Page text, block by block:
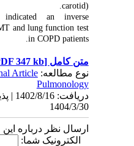
carotid).
an inverse
and lung function test
in COPD patients.
متن کامل[PDF 347 kb]
نوع مطالعه:Article
Pulmonology
1404/3/30
ارسال نظر درباره این
الکترونیک شما: